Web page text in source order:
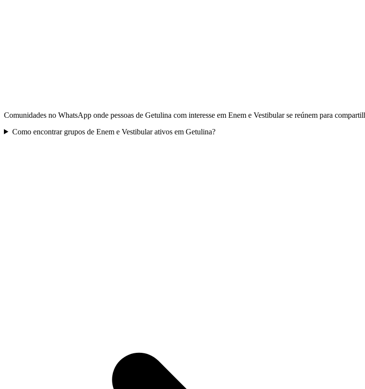
Comunidades no WhatsApp onde pessoas de Getulina com interesse em Enem e Vestibular se reúnem para
Como encontrar grupos de Enem e Vestibular ativos em Getulina?